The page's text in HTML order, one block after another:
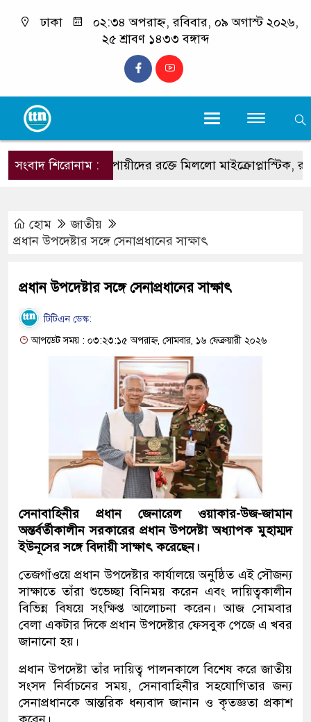
ঢাকা
০২:৩৪ অপরাহ্ন, রবিবার, ০৯ অগাস্ট ২০২৬,
২৫ শ্রাবণ ১৪৩৩ বঙ্গাব্দ
সংবাদ শিরোনাম :ধূমপায়ীদের রক্তে মিললো মাইক্রোপ্লাস্টিক, রয়েছে
হোম
জাতীয়
প্রধান উপদেষ্টার সঙ্গে সেনাপ্রধানের সাক্ষাৎ
প্রধান উপদেষ্টার সঙ্গে সেনাপ্রধানের সাক্ষাৎ
টিটিএন ডেস্ক:
আপডেট সময় : ০৩:২৩:১৫ অপরাহ্ন, সোমবার, ১৬ ফেব্রুয়ারী ২০২৬
সেনাবাহিনীর প্রধান জেনারেল ওয়াকার-উজ-জামান
অন্তর্বর্তীকালীন সরকারের প্রধান উপদেষ্টা অধ্যাপক মুহাম্মদ
ইউনূসের সঙ্গে বিদায়ী সাক্ষাৎ করেছেন।
তেজগাঁওয়ে প্রধান উপদেষ্টার কার্যালয়ে অনুষ্ঠিত এই সৌজন্য
সাক্ষাতে তাঁরা শুভেচ্ছা বিনিময় করেন এবং দায়িত্বকালীন
বিভিন্ন বিষয়ে সংক্ষিপ্ত আলোচনা করেন। আজ সোমবার
বেলা একটার দিকে প্রধান উপদেষ্টার ফেসবুক পেজে এ খবর
জানানো হয়।
প্রধান উপদেষ্টা তাঁর দায়িত্ব পালনকালে বিশেষ করে জাতীয়
সংসদ নির্বাচনের সময়, সেনাবাহিনীর সহযোগিতার জন্য
সেনাপ্রধানকে আন্তরিক ধন্যবাদ জানান ও কৃতজ্ঞতা প্রকাশ